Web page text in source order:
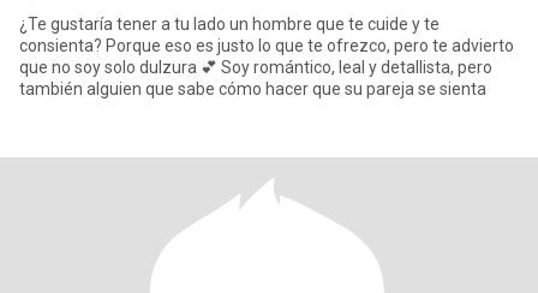
¿Te gustaría tener a tu lado un hombre que te cuide y te
consienta? Porque eso es justo lo que te ofrezco, pero te advierto
que no soy solo dulzura 💕 Soy romántico, leal y detallista, pero
también alguien que sabe cómo hacer que su pareja se sienta